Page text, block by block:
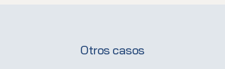
Otros casos